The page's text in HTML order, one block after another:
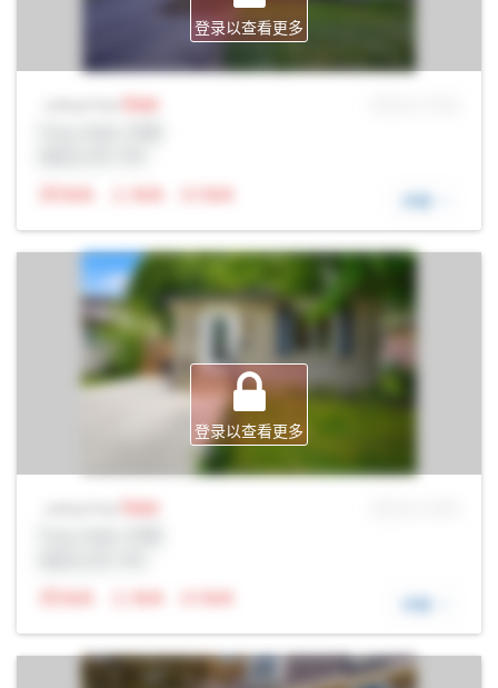
登录以查看更多
Sale
N/A
N/A N/A 详细
登录以查看更多
Sale
N/A
N/A N/A 详细